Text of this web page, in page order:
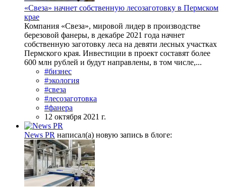
«Свеза» начнет собственную лесозаготовку в Пермском
крае
Компания «Свеза», мировой лидер в производстве
березовой фанеры, в декабре 2021 года начнет
собственную заготовку леса на девяти лесных участках
Пермского края. Инвестиции в проект составят более
600 млн рублей и будут направлены, в том числе,...
#бизнес
#экология
#свеза
#лесозаготовка
#фанера
12 октября 2021 г.
News PR написал(а) новую запись в блоге: